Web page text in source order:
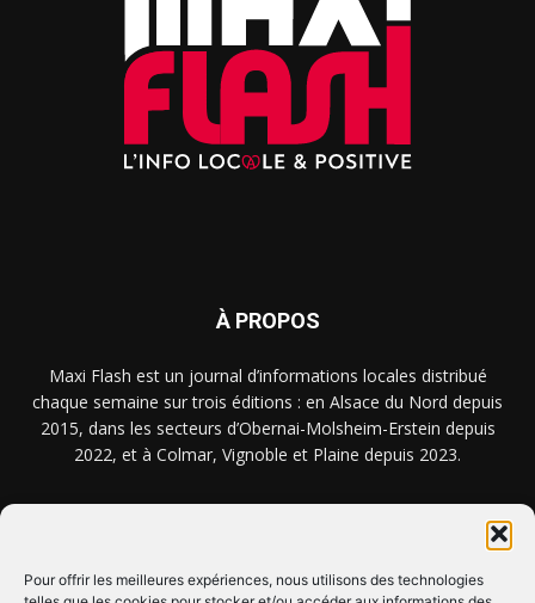
Pour offrir les meilleures expériences, nous utilisons des technologies
À PROPOS
Maxi Flash est un journal d’informations locales distribué
chaque semaine sur trois éditions : en Alsace du Nord depuis
2015, dans les secteurs d’Obernai-Molsheim-Erstein depuis
2022, et à Colmar, Vignoble et Plaine depuis 2023.